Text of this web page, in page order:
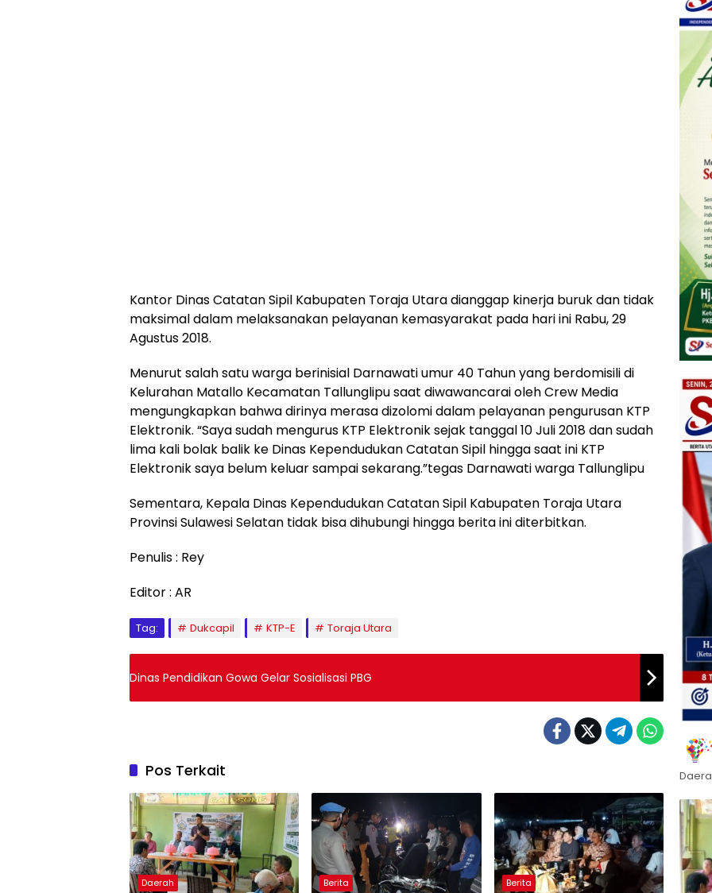
Kantor Dinas Catatan Sipil Kabupaten Toraja Utara dianggap kinerja buruk dan tidak
maksimal dalam melaksanakan pelayanan kemasyarakat pada hari ini Rabu, 29
Agustus 2018.
Menurut salah satu warga berinisial Darnawati umur 40 Tahun yang berdomisili di
Kelurahan Matallo Kecamatan Tallunglipu saat diwawancarai oleh Crew Media
mengungkapkan bahwa dirinya merasa dizolomi dalam pelayanan pengurusan KTP
Elektronik. “Saya sudah mengurus KTP Elektronik sejak tanggal 10 Juli 2018 dan sudah
lima kali bolak balik ke Dinas Kependudukan Catatan Sipil hingga saat ini KTP
Elektronik saya belum keluar sampai sekarang.”tegas Darnawati warga Tallunglipu
Sementara, Kepala Dinas Kependudukan Catatan Sipil Kabupaten Toraja Utara
Provinsi Sulawesi Selatan tidak bisa dihubungi hingga berita ini diterbitkan.
Penulis : Rey
Editor : AR
Tag: Dukcapil KTP-E Toraja Utara
Dinas Pendidikan Gowa Gelar Sosialisasi PBG
Pos Terkait
Daerah Berita Berita